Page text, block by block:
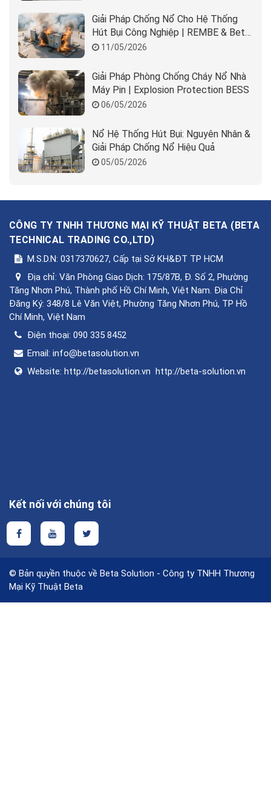
Giải Pháp Chống Nổ Cho Hệ Thống
Hút Bụi Công Nghiệp | REMBE & Beta
Solution
11/05/2026
Giải Pháp Phòng Chống Cháy Nổ Nhà
Máy Pin | Explosion Protection BESS
06/05/2026
Nổ Hệ Thống Hút Bụi: Nguyên Nhân &
Giải Pháp Chống Nổ Hiệu Quả
05/05/2026
CÔNG TY TNHH THƯƠNG MẠI KỸ THUẬT BETA ( BETA
TECHNICAL TRADING CO.,LTD)
M.S.D.N: 0317370627, Cấp tại Sở KH&ĐT TP HCM
Địa chỉ: Văn Phòng Giao Dịch: 175/87B, Đ. Số 2, Phường
Tăng Nhơn Phú, Thành phố Hồ Chí Minh, Việt Nam. Địa Chỉ
Đăng Ký: 348/8 Lê Văn Việt, Phường Tăng Nhơn Phú, TP Hồ
Chí Minh, Việt Nam
Điện thoại: 090 335 8452
Email: info@betasolution.vn
Website: http://betasolution.vn http://beta-solution.vn
Kết nối với chúng tôi
© Bản quyền thuộc về Beta Solution - Công ty TNHH Thương
Mại Kỹ Thuật Beta